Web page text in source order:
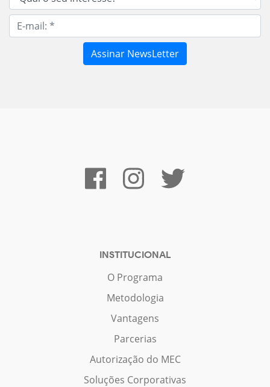
INSTITUCIONAL
O Programa
Metodologia
Vantagens
Parcerias
Autorização do MEC
Soluções Corporativas